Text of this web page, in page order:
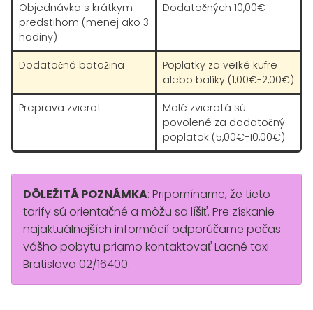
Objednávka s krátkym
predstihom (menej ako 3
hodiny)
Dodatočných 10,00€
Dodatočná batožina
Poplatky za veľké kufre
alebo balíky (1,00€-2,00€)
Preprava zvierat
Malé zvieratá sú
povolené za dodatočný
poplatok (5,00€-10,00€)
DÔLEŽITÁ POZNÁMKA: Pripomíname, že tieto
tarify sú orientačné a môžu sa líšiť. Pre získanie
najaktuálnejších informácií odporúčame počas
vášho pobytu priamo kontaktovať Lacné taxi
Bratislava 02/16400.